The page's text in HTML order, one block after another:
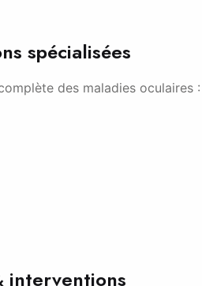
spécialisées
des maladies
interventions